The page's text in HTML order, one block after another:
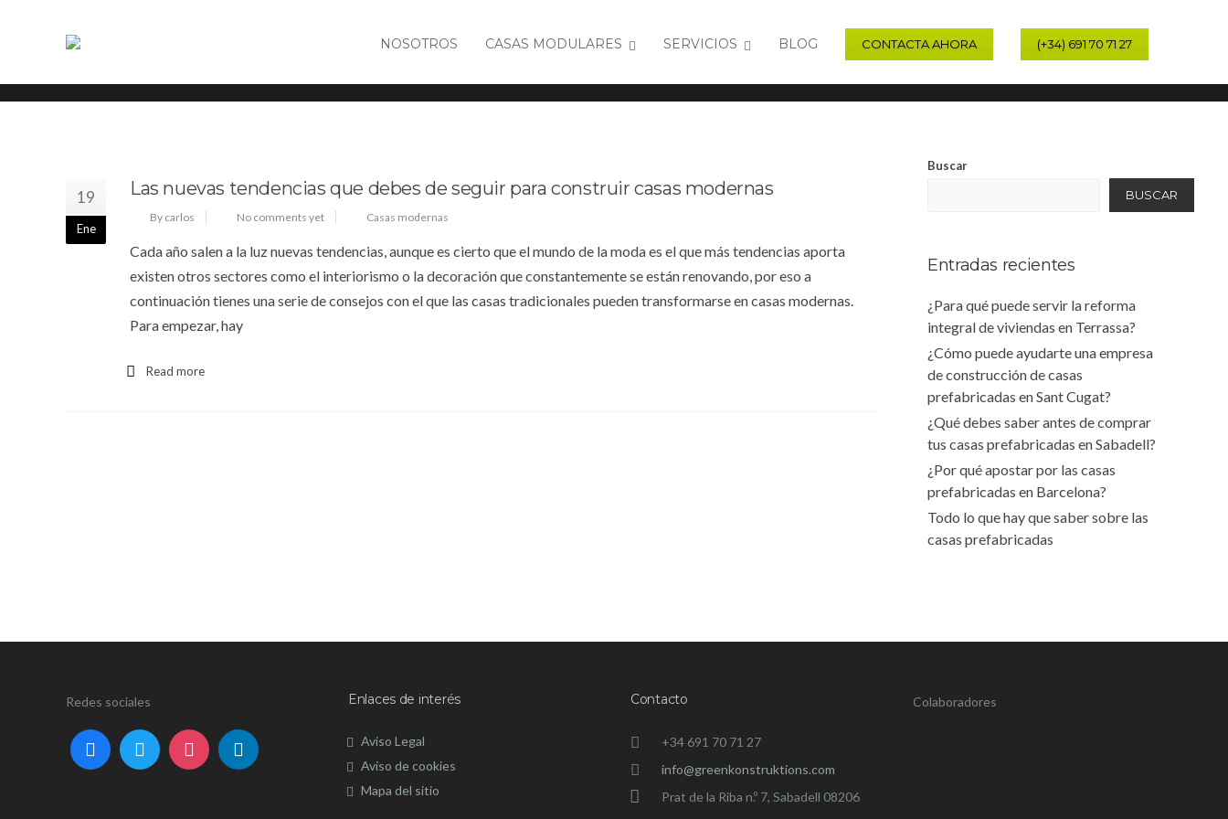
NOSOTROS CASAS MODULARES SERVICIOS BLOG CONTACTA AHORA (+34) 691 70 71 27
Tag: Casas modernas
Tag: Casas modernas
19
Ene
Las nuevas tendencias que debes de seguir para construir casas modernas
By carlos No comments yet Casas modernas
Cada año salen a la luz nuevas tendencias, aunque es cierto que el mundo de la moda es el que más tendencias aporta
existen otros sectores como el interiorismo o la decoración que constantemente se están renovando, por eso a
continuación tienes una serie de consejos con el que las casas tradicionales pueden transformarse en casas modernas.
Para empezar, hay
Read more
Buscar
BUSCAR
Entradas recientes
¿Para qué puede servir la reforma
integral de viviendas en Terrassa?
¿Cómo puede ayudarte una empresa
de construcción de casas
prefabricadas en Sant Cugat?
¿Qué debes saber antes de comprar
tus casas prefabricadas en Sabadell?
¿Por qué apostar por las casas
prefabricadas en Barcelona?
Todo lo que hay que saber sobre las
casas prefabricadas
Redes sociales Enlaces de interés
Aviso Legal
Aviso de cookies
Mapa del sitio
Contacto
+34 691 70 71 27
info@greenkonstruktions.com
Prat de la Riba n.º 7, Sabadell 08206
Colaboradores